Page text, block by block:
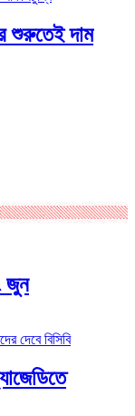
শুরুতেই দাম
জুন